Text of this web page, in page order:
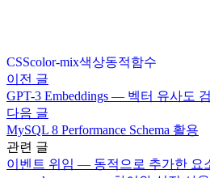
CSScolor-mix색상동적함수
이전 글
GPT-3 Embeddings — 벡터 유사도
다음 글
MySQL 8 Performance Schema 활용
관련 글
이벤트 위임 — 동적으로 추가한 요